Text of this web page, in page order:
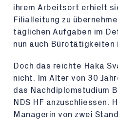
ihrem Arbeitsort erhielt
Filialleitung zu
täglichen Aufgaben im
nun auch Bürotätigkeiten
Doch das reichte Haka
nicht. Im Alter von 30
das Nachdiplomstudium
NDS HF anzuschliessen.
Managerin von zwei